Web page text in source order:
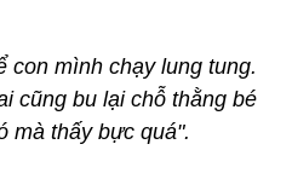
con mình chạy lung tung.
cũng bu lại chỗ thằng bé
mà thấy bực quá".